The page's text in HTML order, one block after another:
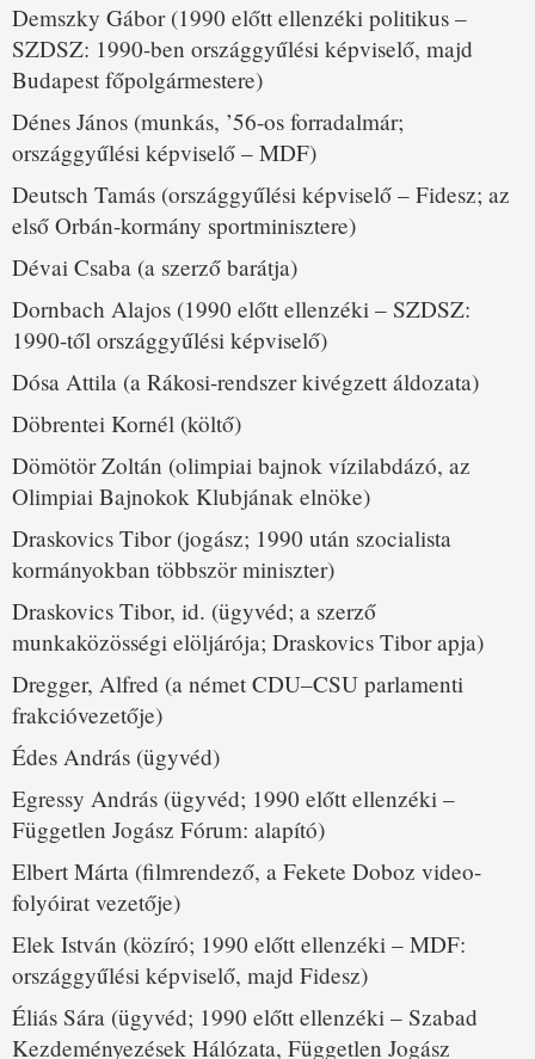
Demszky Gábor (1990 előtt ellenzéki politikus –
SZDSZ: 1990-ben országgyűlési képviselő, majd
Budapest főpolgármestere)
Dénes János (munkás, ’56-os forradalmár;
országgyűlési képviselő – MDF)
Deutsch Tamás (országgyűlési képviselő – Fidesz; az
első Orbán-kormány sportminisztere)
Dévai Csaba (a szerző barátja)
Dornbach Alajos (1990 előtt ellenzéki – SZDSZ:
1990-től országgyűlési képviselő)
Dósa Attila (a Rákosi-rendszer kivégzett áldozata)
Döbrentei Kornél (költő)
Dömötör Zoltán (olimpiai bajnok vízilabdázó, az
Olimpiai Bajnokok Klubjának elnöke)
Draskovics Tibor (jogász; 1990 után szocialista
kormányokban többször miniszter)
Draskovics Tibor, id. (ügyvéd; a szerző
munkaközösségi elöljárója; Draskovics Tibor apja)
Dregger, Alfred (a német CDU–CSU parlamenti
frakcióvezetője)
Édes András (ügyvéd)
Egressy András (ügyvéd; 1990 előtt ellenzéki –
Független Jogász Fórum: alapító)
Elbert Márta (filmrendező, a Fekete Doboz video-
folyóirat vezetője)
Elek István (közíró; 1990 előtt ellenzéki – MDF:
országgyűlési képviselő, majd Fidesz)
Éliás Sára (ügyvéd; 1990 előtt ellenzéki – Szabad
Kezdeményezések Hálózata, Független Jogász